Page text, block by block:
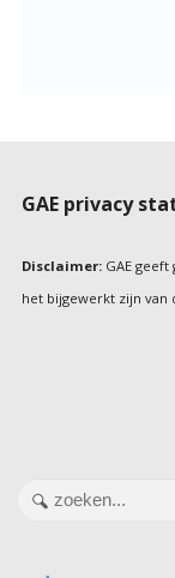
GAE privacy
Disclaimer: GAE
het bijgewerkt zijn